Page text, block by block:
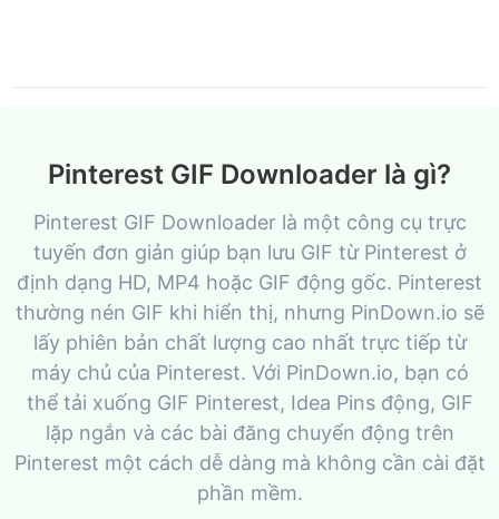
Pinterest GIF Downloader là gì?
Pinterest GIF Downloader là một công cụ trực
tuyến đơn giản giúp bạn lưu GIF từ Pinterest ở
định dạng HD, MP4 hoặc GIF động gốc. Pinterest
thường nén GIF khi hiển thị, nhưng PinDown.io sẽ
lấy phiên bản chất lượng cao nhất trực tiếp từ
máy chủ của Pinterest. Với PinDown.io, bạn có
thể tải xuống GIF Pinterest, Idea Pins động, GIF
lặp ngắn và các bài đăng chuyển động trên
Pinterest một cách dễ dàng mà không cần cài đặt
phần mềm.